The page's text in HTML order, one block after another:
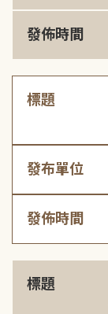
發佈時間
標題
發布單位
發佈時間
標題